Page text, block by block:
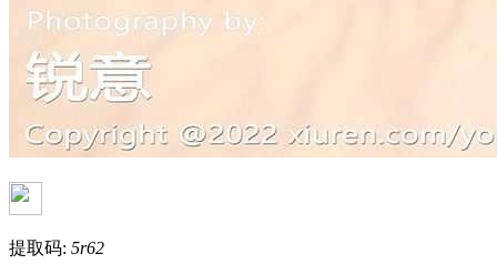
提取码: 5r62